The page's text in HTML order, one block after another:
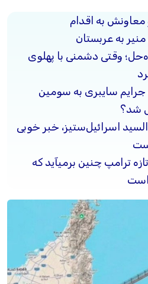
معاونش به اقدام
به عربستان
وقتی دشمنی با پهلوی
جرایم سایبری به سومین
شد؟
اسرائیل‌ستیز، خبر خوبی
ترامپ چنین برمیآید که
است